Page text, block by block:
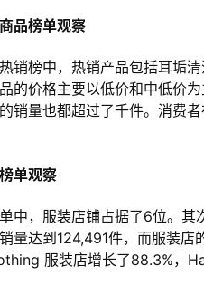
品榜单观察
销榜中，热销产品包括耳垢
的价格主要以低价和中低价
销量也都超过了千件。消费
单观察
中，服装店铺占据了6位。
量达到124,491件，而服装店
服装店增长了88.3%，